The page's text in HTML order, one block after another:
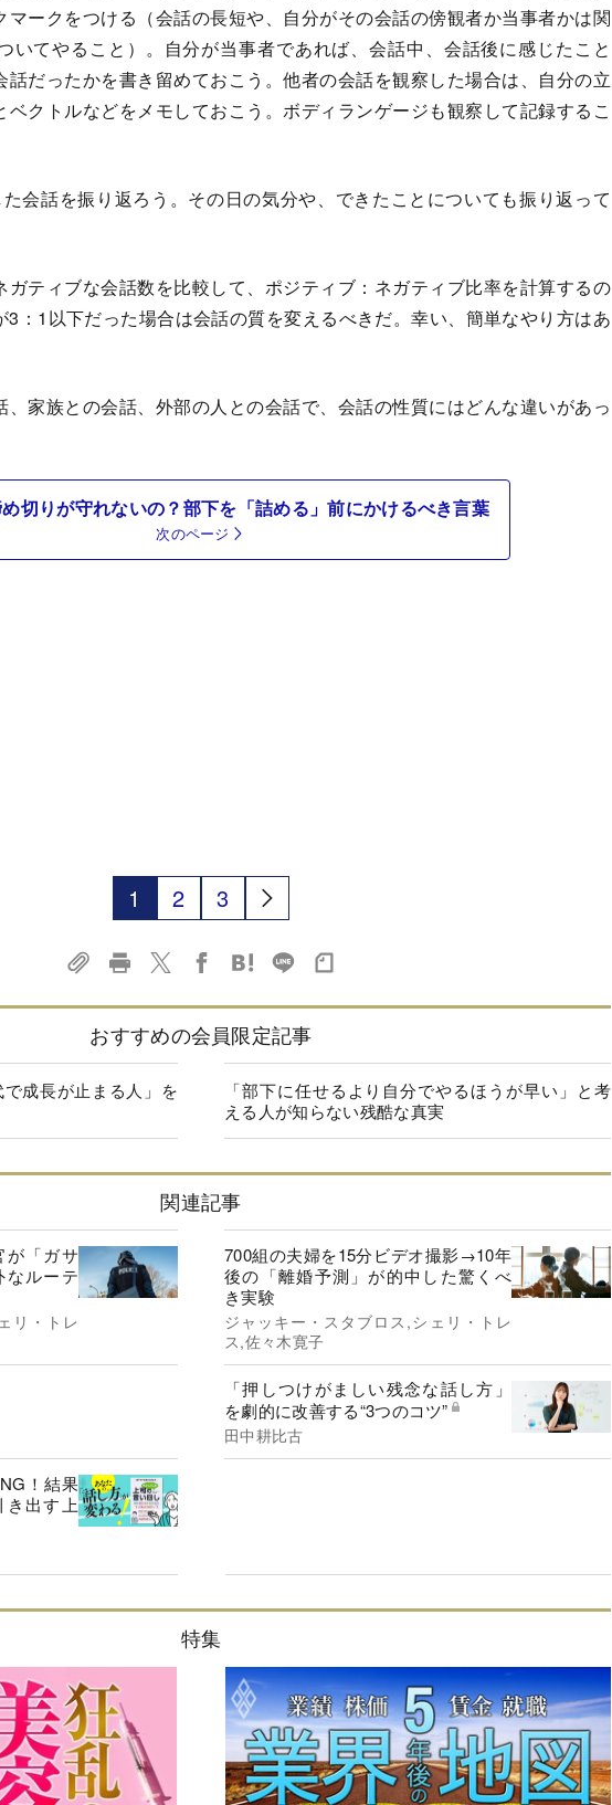
マークをつける（会話の長短や、自分がその会話の傍観者か当事者かは関
いてやること）。自分が当事者であれば、会話中、会話後に感じたこと
話だったかを書き留めておこう。他者の会話を観察した場合は、自分の立
ベクトルなどをメモしておこう。ボディランゲージも観察して記録するこ
会話を振り返ろう。その日の気分や、できたことについても振り返って
ガティブな会話数を比較して、ポジティブ：ネガティブ比率を計算するの
3：1以下だった場合は会話の質を変えるべきだ。幸い、簡単なやり方はあ
、家族との会話、外部の人との会話で、会話の性質にはどんな違いがあっ
切りが守れないの？部下を「詰める」前にかけるべき言葉
次のページ
1 2 3
おすすめの会員限定記事
成長が止まる人」を
「部下に任せるより自分でやるほうが早い」と考
える人が知らない残酷な真実
関連記事
が「ガサ
なルーテ
リ・トレ
700組の夫婦を15分ビデオ撮影→10年
後の「離婚予測」が的中した驚くべ
き実験
ジャッキー・スタブロス,シェリ・トレ
ス,佐々木寛子
「押しつけがましい残念な話し方」
を劇的に改善する“3つのコツ”
田中耕比古
！結果
出す上
特集